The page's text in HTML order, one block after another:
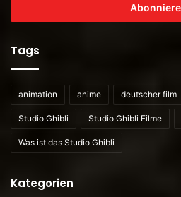
Mailadresse
Tags
animation anime deutscher film
Studio Ghibli Studio Ghibli Filme
Was ist das Studio Ghibli
Kategorien